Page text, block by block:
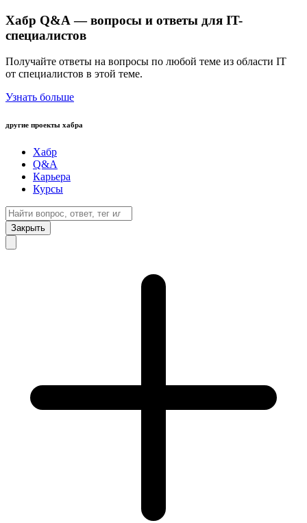
Хабр Q&A — вопросы и ответы для IT-
специалистов
Получайте ответы на вопросы по любой теме из области IT
от специалистов в этой теме.
Узнать больше
другие проекты хабра
Хабр
Q&A
Карьера
Курсы
Закрыть